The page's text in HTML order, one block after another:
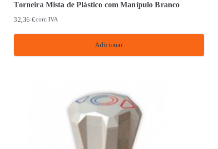
Torneira Mista de Plástico com Manípulo Branco
32,36€com IVA
Adicionar